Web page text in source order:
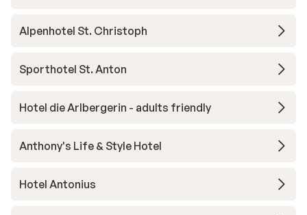
Alpenhotel St. Christoph
Sporthotel St. Anton
Hotel die Arlbergerin - adults friendly
Anthony's Life & Style Hotel
Hotel Antonius